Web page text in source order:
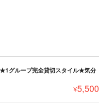
グループ完全貸切スタイル★気分
¥5,500